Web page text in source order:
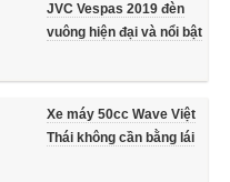
JVC Vespas 2019 đèn
vuông hiện đại và nổi bật
Xe máy 50cc Wave Việt
Thái không cần bằng lái